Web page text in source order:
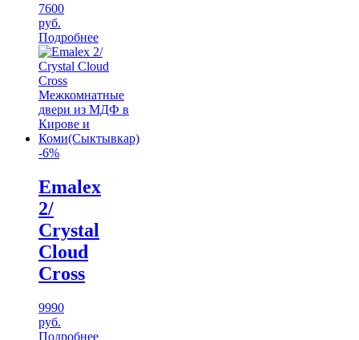
7600
руб.
Подробнее
-6%
Emalex
2/
Crystal
Cloud
Cross
9990
руб.
Подробнее